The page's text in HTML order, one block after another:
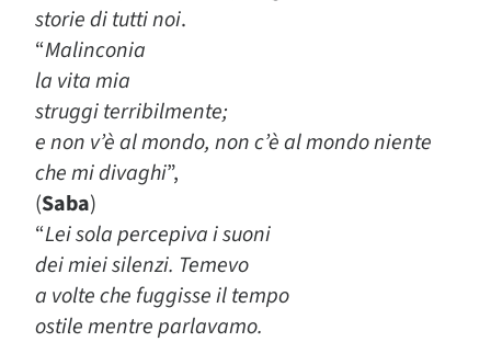
storie di tutti noi.
“Malinconia
la vita mia
struggi terribilmente;
e non v’è al mondo, non c’è al mondo niente
che mi divaghi”,
(Saba)
“Lei sola percepiva i suoni
dei miei silenzi. Temevo
a volte che fuggisse il tempo
ostile mentre parlavamo.